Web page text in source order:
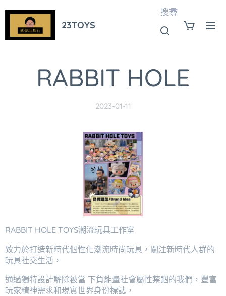
23TOYS
搜尋
RABBIT HOLE
2023-01-11
RABBIT HOLE TOYS潮流玩具工作室
致力於打造新時代個性化潮流時尚玩具，關注新時代人群的
玩具社交生活，
通過獨特設計解除被當 下負能量社會屬性禁錮的我們，豐富
玩家精神需求和現實世界身份標誌，